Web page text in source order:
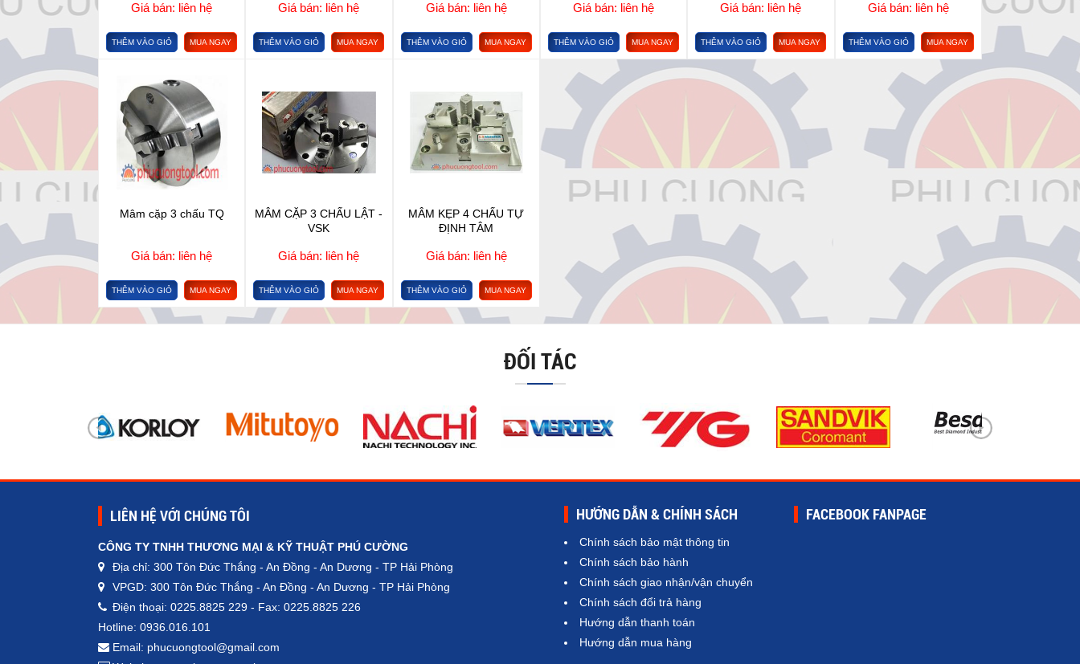
Giá bán: liên hệ
THÊM VÀO GIỎ MUA NGAY
Giá bán: liên hệ
THÊM VÀO GIỎ MUA NGAY
Giá bán: liên hệ
THÊM VÀO GIỎ MUA NGAY
Giá bán: liên hệ
THÊM VÀO GIỎ MUA NGAY
Giá bán: liên hệ
THÊM VÀO GIỎ MUA NGAY
Giá bán: liên hệ
THÊM VÀO GIỎ MUA NGAY
Mâm cặp 3 chấu TQ
Giá bán: liên hệ
THÊM VÀO GIỎ MUA NGAY
MÂM CẶP 3 CHẤU LẬT -
VSK
Giá bán: liên hệ
THÊM VÀO GIỎ MUA NGAY
MÂM KẸP 4 CHẤU TỰ
ĐỊNH TÂM
Giá bán: liên hệ
THÊM VÀO GIỎ MUA NGAY
ĐỐI TÁC
FACEBOOK FANPAGE
HƯỚNG DẪN & CHÍNH SÁCH
Chính sách bảo mật thông tin
Chính sách bảo hành
Chính sách giao nhận/vận chuyển
Chính sách đổi trả hàng
Hướng dẫn thanh toán
Hướng dẫn mua hàng
LIÊN HỆ VỚI CHÚNG TÔI
CÔNG TY TNHH THƯƠNG MẠI & KỸ THUẬT PHÚ CƯỜNG
Địa chỉ: 300 Tôn Đức Thắng - An Đồng - An Dương - TP Hải Phòng
VPGD: 300 Tôn Đức Thắng - An Đồng - An Dương - TP Hải Phòng
Điện thoại: 0225.8825 229 - Fax: 0225.8825 226
Hotline: 0936.016.101
Email: phucuongtool@gmail.com